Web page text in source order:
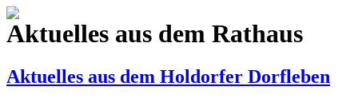
Aktuelles aus dem Rathaus
Aktuelles aus dem Holdorfer Dorfleben